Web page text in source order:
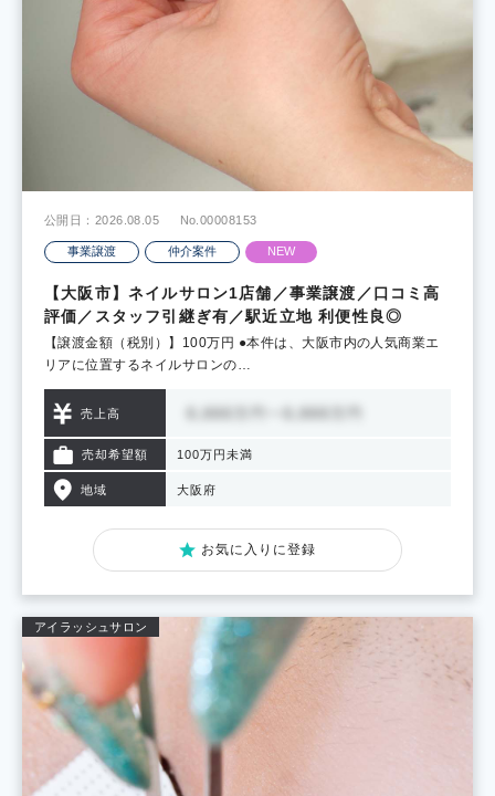
公開日：2026.08.05 No.00008153
事業譲渡 仲介案件 NEW
【大阪市】ネイルサロン1店舗／事業譲渡／口コミ高
評価／スタッフ引継ぎ有／駅近立地 利便性良◎
【譲渡金額（税別）】100万円 ●本件は、大阪市内の人気商業エ
リアに位置するネイルサロンの…
売上高
売却希望額 100万円未満
地域 大阪府
お気に入りに登録
アイラッシュサロン